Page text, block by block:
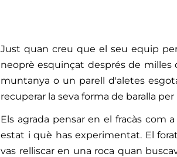
Just quan creu que el seu equip
neoprè esquinçat després de milles
muntanya o un parell d'aletes
recuperar la seva forma de baralla
Els agrada pensar en el fracàs
estat i què has experimentat. El
vas relliscar en una roca quan